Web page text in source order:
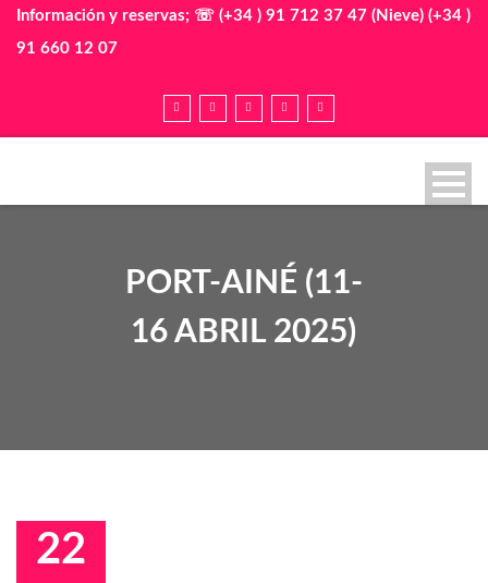
Información y reservas; ☏ (+34 ) 91 712 37 47 (Nieve) (+34 )
91 660 12 07
PORT-AINÉ (11-
16 ABRIL 2025)
22